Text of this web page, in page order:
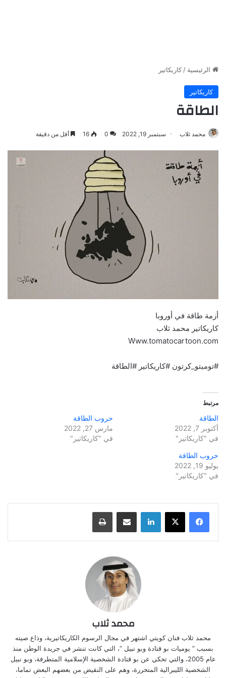
الرئيسية / كاريكاتير
كاريكاتير
الطاقة
محمد ثلاب سبتمبر 19, 2022 0
16 أقل من دقيقة
أزمة طاقة في أوروبا
كاريكاتير محمد ثلاب
Www.tomatocartoon.com
#توميتو_كرتون #كاريكاتير #الطاقة
مرتبط
الطاقة
أكتوبر 7, 2022
في "كاريكاتير"
حروب الطاقة
مارس 27, 2022
في "كاريكاتير"
حروب الطاقة
يوليو 19, 2022
في "كاريكاتير"
لينكدإن مشاركة عبر البريد طباعة
محمد ثلاب
محمد ثلاب فنان كويتي اشتهر في مجال الرسوم الكاريكاتيرية، وذاع صيته
بسبب ” يوميات بو قتادة وبو نبيل “، التي كانت تنشر في جريدة الوطن منذ
عام 2005، والتي تحكي عن بو قتادة الشخصية الإسلامية المتطرفة، وبو نبيل
الشخصية الليبرالية المتحررة، وهم على النقيض من بعضهم البعض تماما،